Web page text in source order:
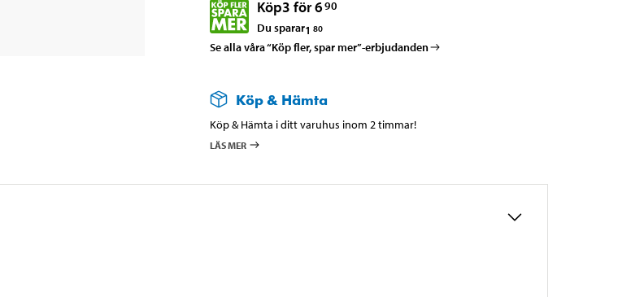
Köp3 för 690
Du sparar1 80
Se alla våra “Köp fler, spar mer”-erbjudanden
Köp & Hämta
Köp & Hämta i ditt varuhus inom 2 timmar!
LÄS MER